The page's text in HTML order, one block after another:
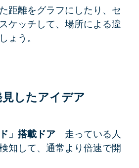
距離をグラフにしたり、セ
ケッチして、場所による違
ょう。
したアイデア
ド」搭載ドア 走っている人
知して、通常より倍速で開